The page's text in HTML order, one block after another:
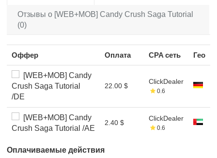
Отзывы о [WEB+MOB] Candy Crush Saga Tutorial
(0)
Оффер Оплата CPA сеть Гео
[WEB+MOB] Candy
Crush Saga Tutorial
/DE
22.00 $
ClickDealer
0.6
[WEB+MOB] Candy
Crush Saga Tutorial /AE
2.40 $
ClickDealer
0.6
Оплачиваемые действия